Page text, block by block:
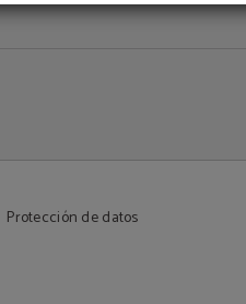
Protección de datos